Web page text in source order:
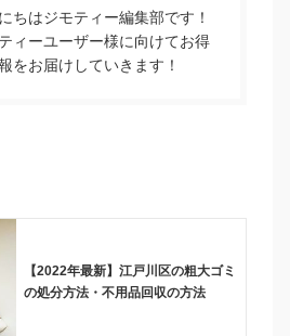
ちはジモティー編集部です！
ィーユーザー様に向けてお得
をお届けしていきます！
【2022年最新】江戸川区の粗大ゴミ
の処分方法・不用品回収の方法